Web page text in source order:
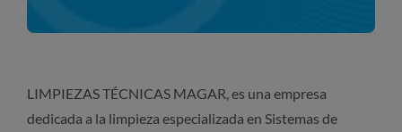
LIMPIEZAS TÉCNICAS MAGAR, es una empresa
dedicada a la limpieza especializada en Sistemas de